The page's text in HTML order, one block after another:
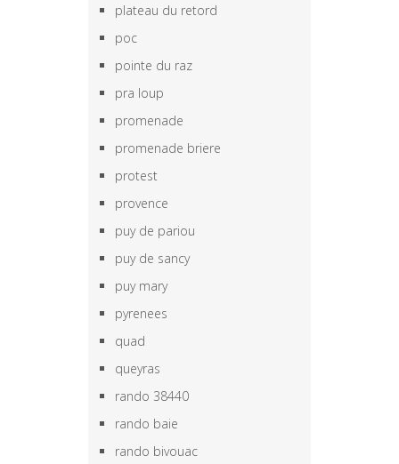
plateau du retord
poc
pointe du raz
pra loup
promenade
promenade briere
protest
provence
puy de pariou
puy de sancy
puy mary
pyrenees
quad
queyras
rando 38440
rando baie
rando bivouac